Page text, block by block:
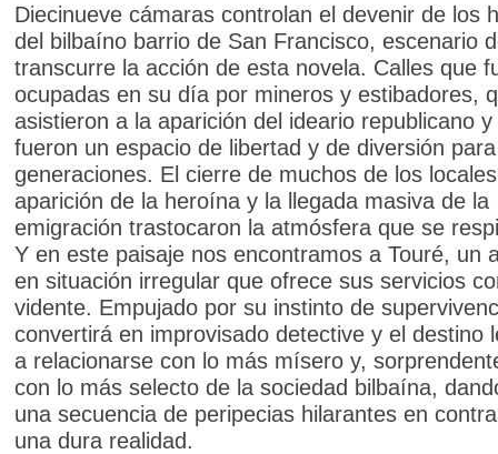
Diecinueve cámaras controlan el devenir de los
del bilbaíno barrio de San Francisco, escenario
transcurre la acción de esta novela. Calles que
ocupadas en su día por mineros y estibadores,
asistieron a la aparición del ideario republicano y
fueron un espacio de libertad y de diversión
generaciones. El cierre de muchos de los
aparición de la heroína y la llegada masiva de la
emigración trastocaron la atmósfera que se
Y en este paisaje nos encontramos a Touré, un
en situación irregular que ofrece sus servicios
vidente. Empujado por su instinto de
convertirá en improvisado detective y el destino
a relacionarse con lo más mísero y,
con lo más selecto de la sociedad bilbaína,
una secuencia de peripecias hilarantes en
una dura realidad.